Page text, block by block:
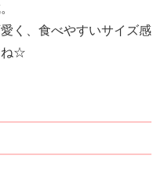
く、食べやすいサイズ感
ね☆